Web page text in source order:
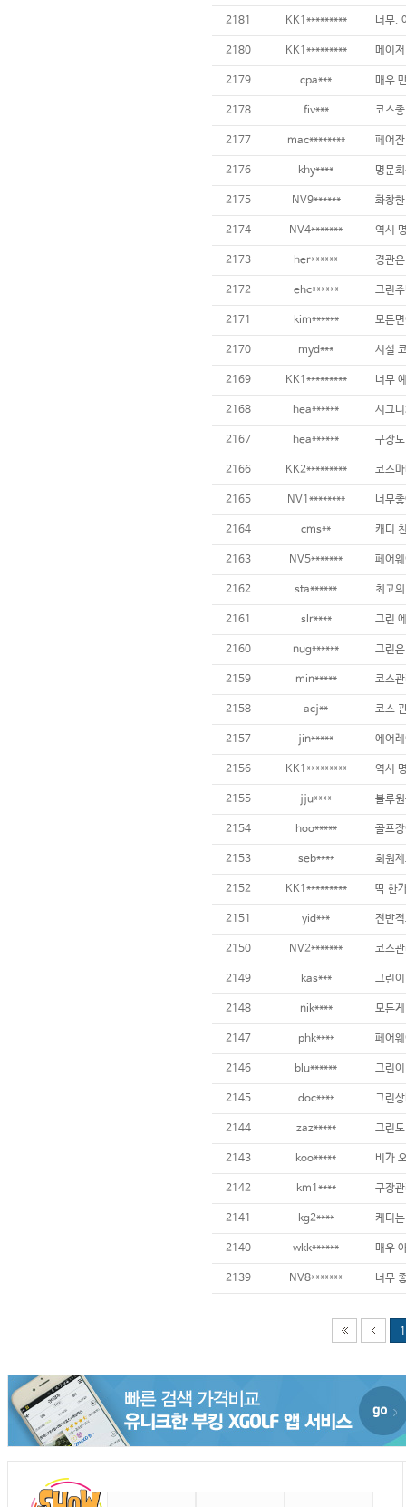
2181 KK1*********
2180 KK1*********
2179 cpa***
2178 fiv***
2177 mac********
2176 khy****
2175 NV9******
2174 NV4*******
2173 her******
2172 ehc******
2171 kim******
2170 myd***
2169 KK1*********
2168 hea******
2167 hea******
2166 KK2*********
2165 NV1******** 너무
2164 cms**
2163 NV5*******
2162 sta****** 최고
2161 slr****
2160 nug******
2159 min*****
2158 acj**
2157 jin*****
2156 KK1*********
2155 jju**** 블루
2154 hoo*****
2153 seb****
2152 KK1*********
2151 yid***
2150 NV2*******
2149 kas***
2148 nik****
2147 phk****
2146 blu****** 그린
2145 doc****
2144 zaz***** 그린
2143 koo*****
2142 km1**** 구장
2141 kg2****
2140 wkk******
2139 NV8*******
1